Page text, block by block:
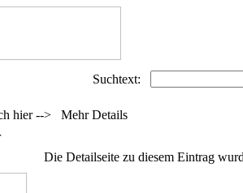
Suchtext:
hier --> Mehr Details
Die Detailseite zu diesem Eintrag